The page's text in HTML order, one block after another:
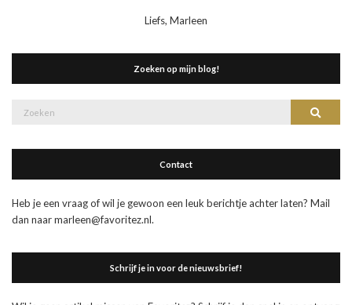
Liefs, Marleen
Zoeken op mijn blog!
Zoek
Contact
Heb je een vraag of wil je gewoon een leuk berichtje achter laten? Mail
dan naar marleen@favoritez.nl.
Schrijf je in voor de nieuwsbrief!